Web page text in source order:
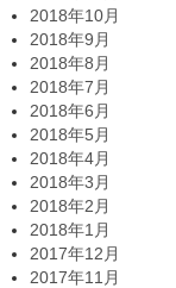
2018年10月
2018年9月
2018年8月
2018年7月
2018年6月
2018年5月
2018年4月
2018年3月
2018年2月
2018年1月
2017年12月
2017年11月